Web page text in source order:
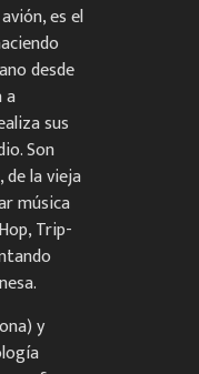
es el
desde
a
sus
Son
la vieja
música
Trip-
y